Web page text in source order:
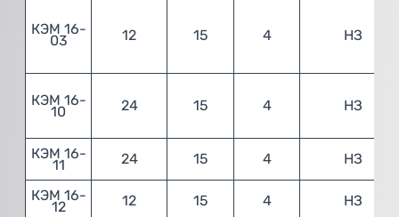
КЭМ 16-
03 12 15 4 НЗ
КЭМ 16-
10 24 15 4 НЗ
КЭМ 16-
11 24 15 4 НЗ
КЭМ 16-
12 12 15 4 НЗ